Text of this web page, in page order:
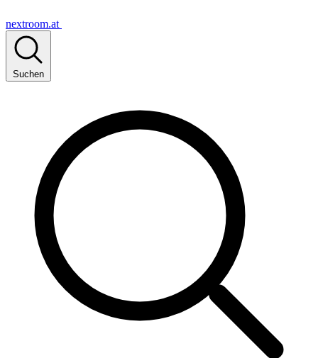
nextroom.at
Suchen